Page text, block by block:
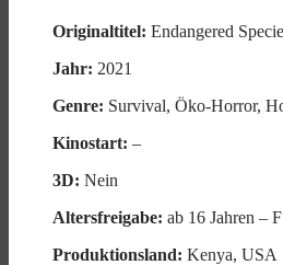
Originaltitel: Endangered
Jahr: 2021
Genre: Survival, Öko-Horror,
Kinostart: –
3D: Nein
Altersfreigabe: ab 16 Jahren –
Produktionsland: Kenya, USA